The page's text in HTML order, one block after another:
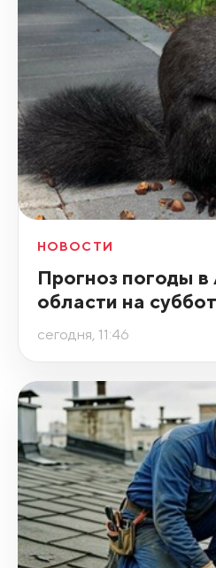
НОВОСТИ
Прогноз погоды
области на
сегодня, 11:46